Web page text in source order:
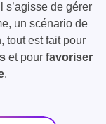
s’agisse de gérer
un scénario de
tout est fait pour
et pour favoriser
.